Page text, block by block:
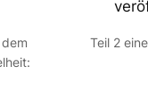
Teil 2